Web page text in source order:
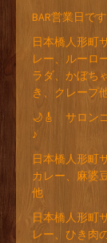
BAR営業日で
日本橋人形町
レー、ルーロ
ラダ、かぼち
き、クレープ
🌙🎸 サロン
♪
日本橋人形町
カレー、麻婆
他
日本橋人形町
レー、ひき肉